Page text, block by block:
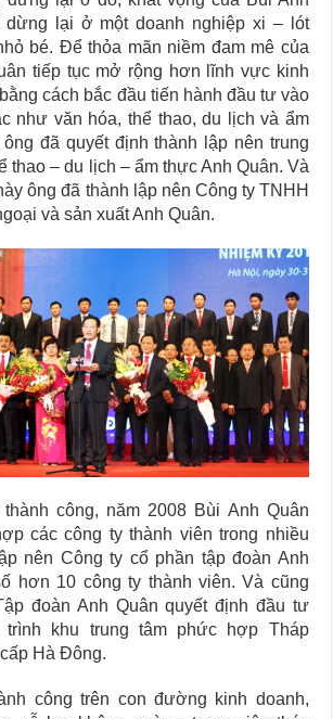
dừng lại ở một doanh nghiệp xi – lót
bé. Để thỏa mãn niềm đam mê của
tiếp tục mở rộng hơn lĩnh vực kinh
cách bắc đầu tiến hành đầu tư vào
như văn hóa, thể thao, du lịch và ẩm
đã quyết định thành lập nên trung
thao – du lịch – ẩm thực Anh Quân. Và
ông đã thành lập nên Công ty TNHH
và sản xuất Anh Quân.
công, năm 2008 Bùi Anh Quân
các công ty thành viên trong nhiều
nên Công ty cổ phần tập đoàn Anh
hơn 10 công ty thành viên. Và cũng
đoàn Anh Quân quyết định đầu tư
khu trung tâm phức hợp Tháp
Hà Đông.
công trên con đường kinh doanh,